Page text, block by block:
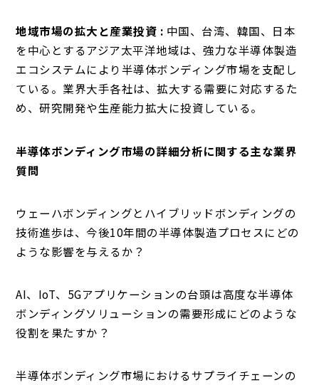
地域市場の拡大と産業投資 : 中国、台湾、韓国、日本
を中心とするアジア太平洋地域は、強力な半導体製造
エコシステムにより半導体ボンディング市場を支配し
ている。業界大手各社は、拡大する需要に対応するた
め、研究開発や生産能力拡大に投資している。
半導体ボンディング市場の詳細分析に関する主な業界
質問
ウェーハボンディングとハイブリッドボンディングの
技術進歩は、今後10年間の半導体製造プロセスにどの
ような影響を与えるか？
AI、IoT、5Gアプリケーションの台頭は高度な半導体
ボンディングソリューションの需要形成にどのような
役割を果たすか？
半導体ボンディング市場におけるサプライチェーンの